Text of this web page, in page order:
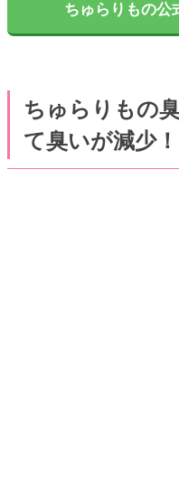
ちゅらりもの公
ちゅらりもの
て臭いが減少！